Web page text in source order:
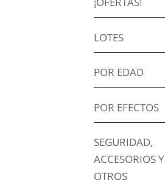
LOTES
POR EDAD
POR EFECTOS
SEGURIDAD,
ACCESORIOS Y
OTROS